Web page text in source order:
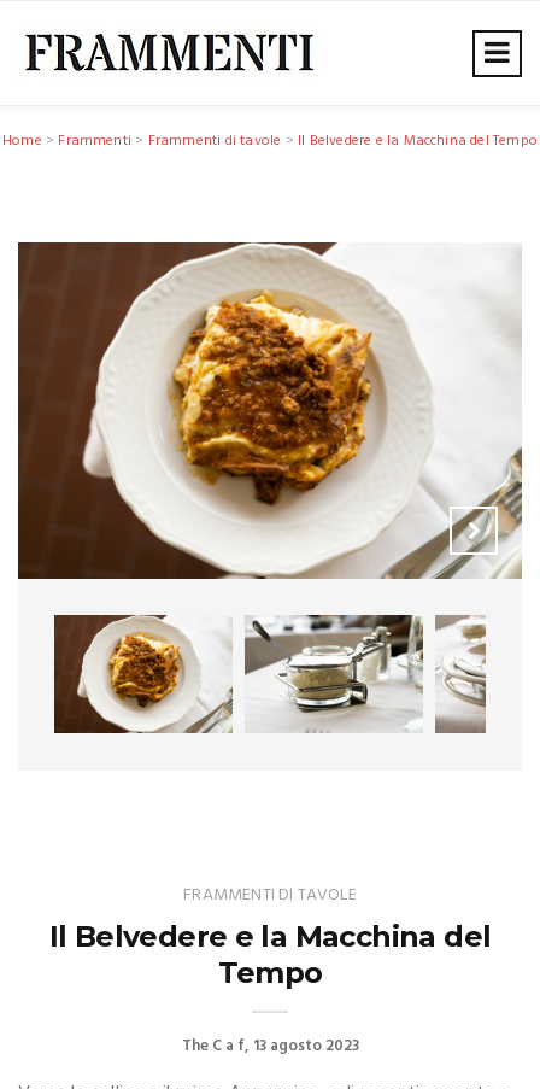
Home > Frammenti > Frammenti di tavole > Il Belvedere e la Macchina del Tempo
FRAMMENTI DI TAVOLE
Il Belvedere e la Macchina del
Tempo
The C a f 13 agosto 2023